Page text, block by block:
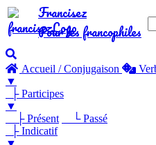
Francisez
Pour les francophiles
Accueil / Conjugaison
▼
├ Participes
▼
├ Présent
└ Passé
├ Indicatif